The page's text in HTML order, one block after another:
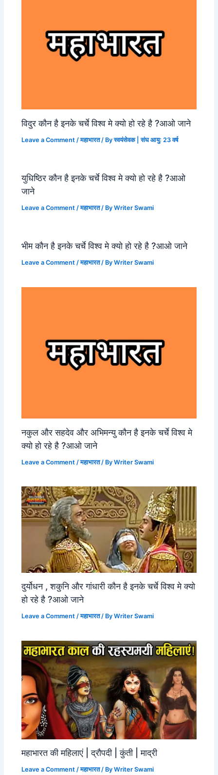
विदुर कौन है इनके चर्चे विश्व मे क्यो हो रहे है ?आओ जाने
Leave a Comment /महाभारत/ Byस्वयंसेवक | संघ आयु: 23 वर्ष
युधिष्ठिर कौन है इनके चर्चे विश्व मे क्यो हो रहे है ?आओ
जाने
Leave a Comment /महाभारत/ ByWriter Swami
भीम कौन है इनके चर्चे विश्व मे क्यो हो रहे है ?आओ जाने
Leave a Comment /महाभारत/ ByWriter Swami
नकुल और सहदेव और अभिमन्यु कौन है इनके चर्चे विश्व मे
क्यो हो रहे है ?आओ जाने
Leave a Comment /महाभारत/ ByWriter Swami
दुर्योधन , शकुनि और गांधारी कौन है इनके चर्चे विश्व मे क्यो
हो रहे है ?आओ जाने
Leave a Comment /महाभारत/ ByWriter Swami
महाभारत की महिलाएं | द्रौपदी | कुंती | माद्री
Leave a Comment /महाभारत/ ByWriter Swami